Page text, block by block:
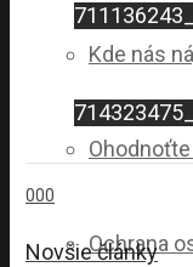
Kde nás
Ochrana
000
Novšie články